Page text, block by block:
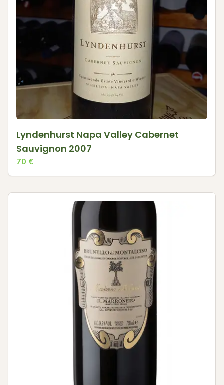
Lyndenhurst Napa Valley Cabernet
Sauvignon 2007
70 €